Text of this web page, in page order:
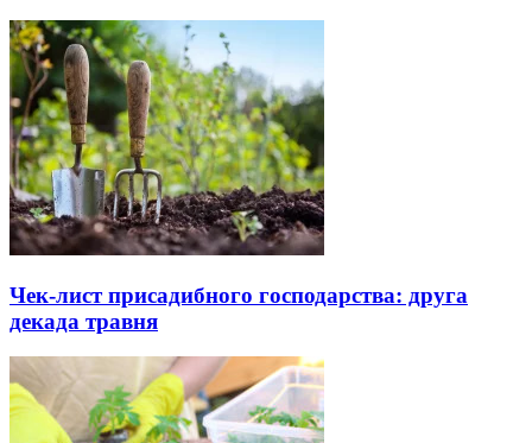
Чек-лист присадибного господарства: друга
декада травня